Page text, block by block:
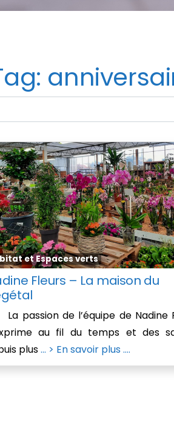
et Espaces verts
Fleurs – La maison du
passion de l’équipe de Nadine
au fil du temps et des
plus... > En savoir plus ....